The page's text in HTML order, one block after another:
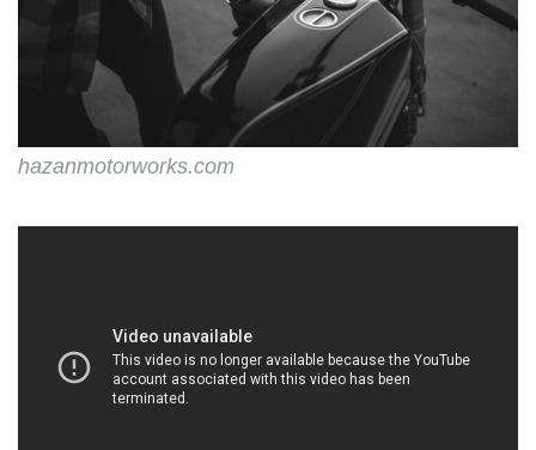
hazanmotorworks.com